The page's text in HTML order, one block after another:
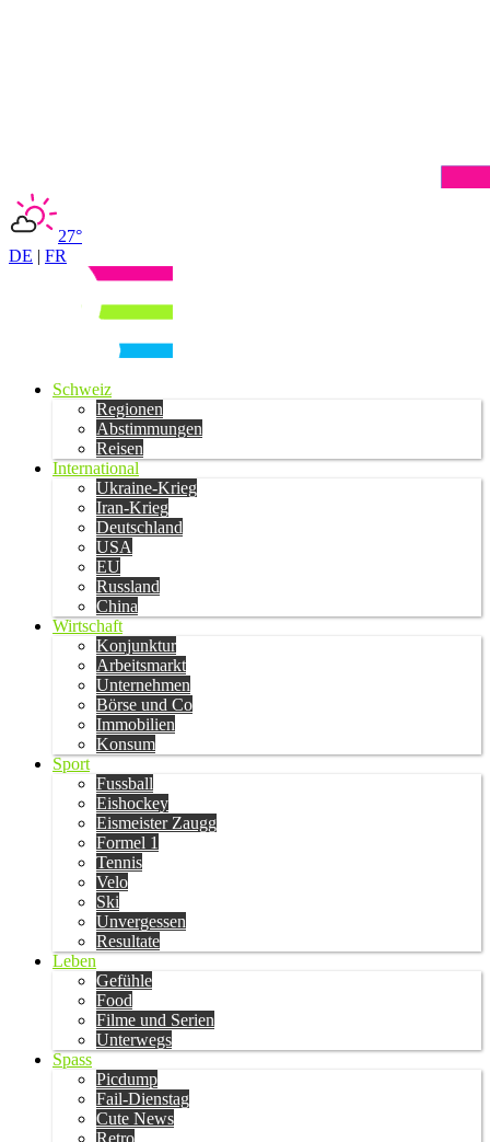
27°
DE | FR
Schweiz
Regionen
Abstimmungen
Reisen
International
Ukraine-Krieg
Iran-Krieg
Deutschland
USA
EU
Russland
China
Wirtschaft
Konjunktur
Arbeitsmarkt
Unternehmen
Börse und Co
Immobilien
Konsum
Sport
Fussball
Eishockey
Eismeister Zaugg
Formel 1
Tennis
Velo
Ski
Unvergessen
Resultate
Leben
Gefühle
Food
Filme und Serien
Unterwegs
Spass
Picdump
Fail-Dienstag
Cute News
Retro